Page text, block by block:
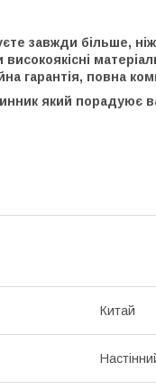
завжди більше,
гарантія, повна
який порадуює
Китай